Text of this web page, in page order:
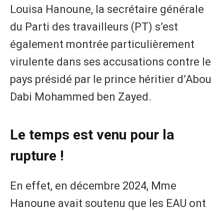
Louisa Hanoune, la secrétaire générale
du Parti des travailleurs (PT) s’est
également montrée particulièrement
virulente dans ses accusations contre le
pays présidé par le prince héritier d’Abou
Dabi Mohammed ben Zayed.
Le temps est venu pour la
rupture !
En effet, en décembre 2024, Mme
Hanoune avait soutenu que les EAU ont